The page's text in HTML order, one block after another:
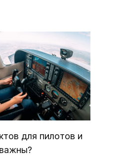
для пилотов и